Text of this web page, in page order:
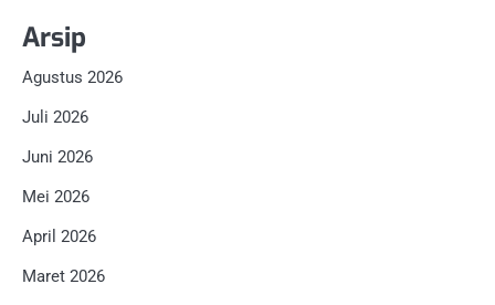
Arsip
Agustus 2026
Juli 2026
Juni 2026
Mei 2026
April 2026
Maret 2026